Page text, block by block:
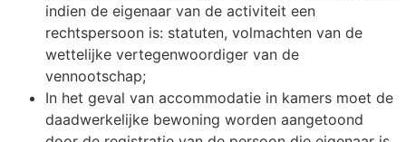
indien de eigenaar van de activiteit een
rechtspersoon is: statuten, volmachten van de
wettelijke vertegenwoordiger van de
vennootschap;
In het geval van accommodatie in kamers moet de
daadwerkelijke bewoning worden aangetoond